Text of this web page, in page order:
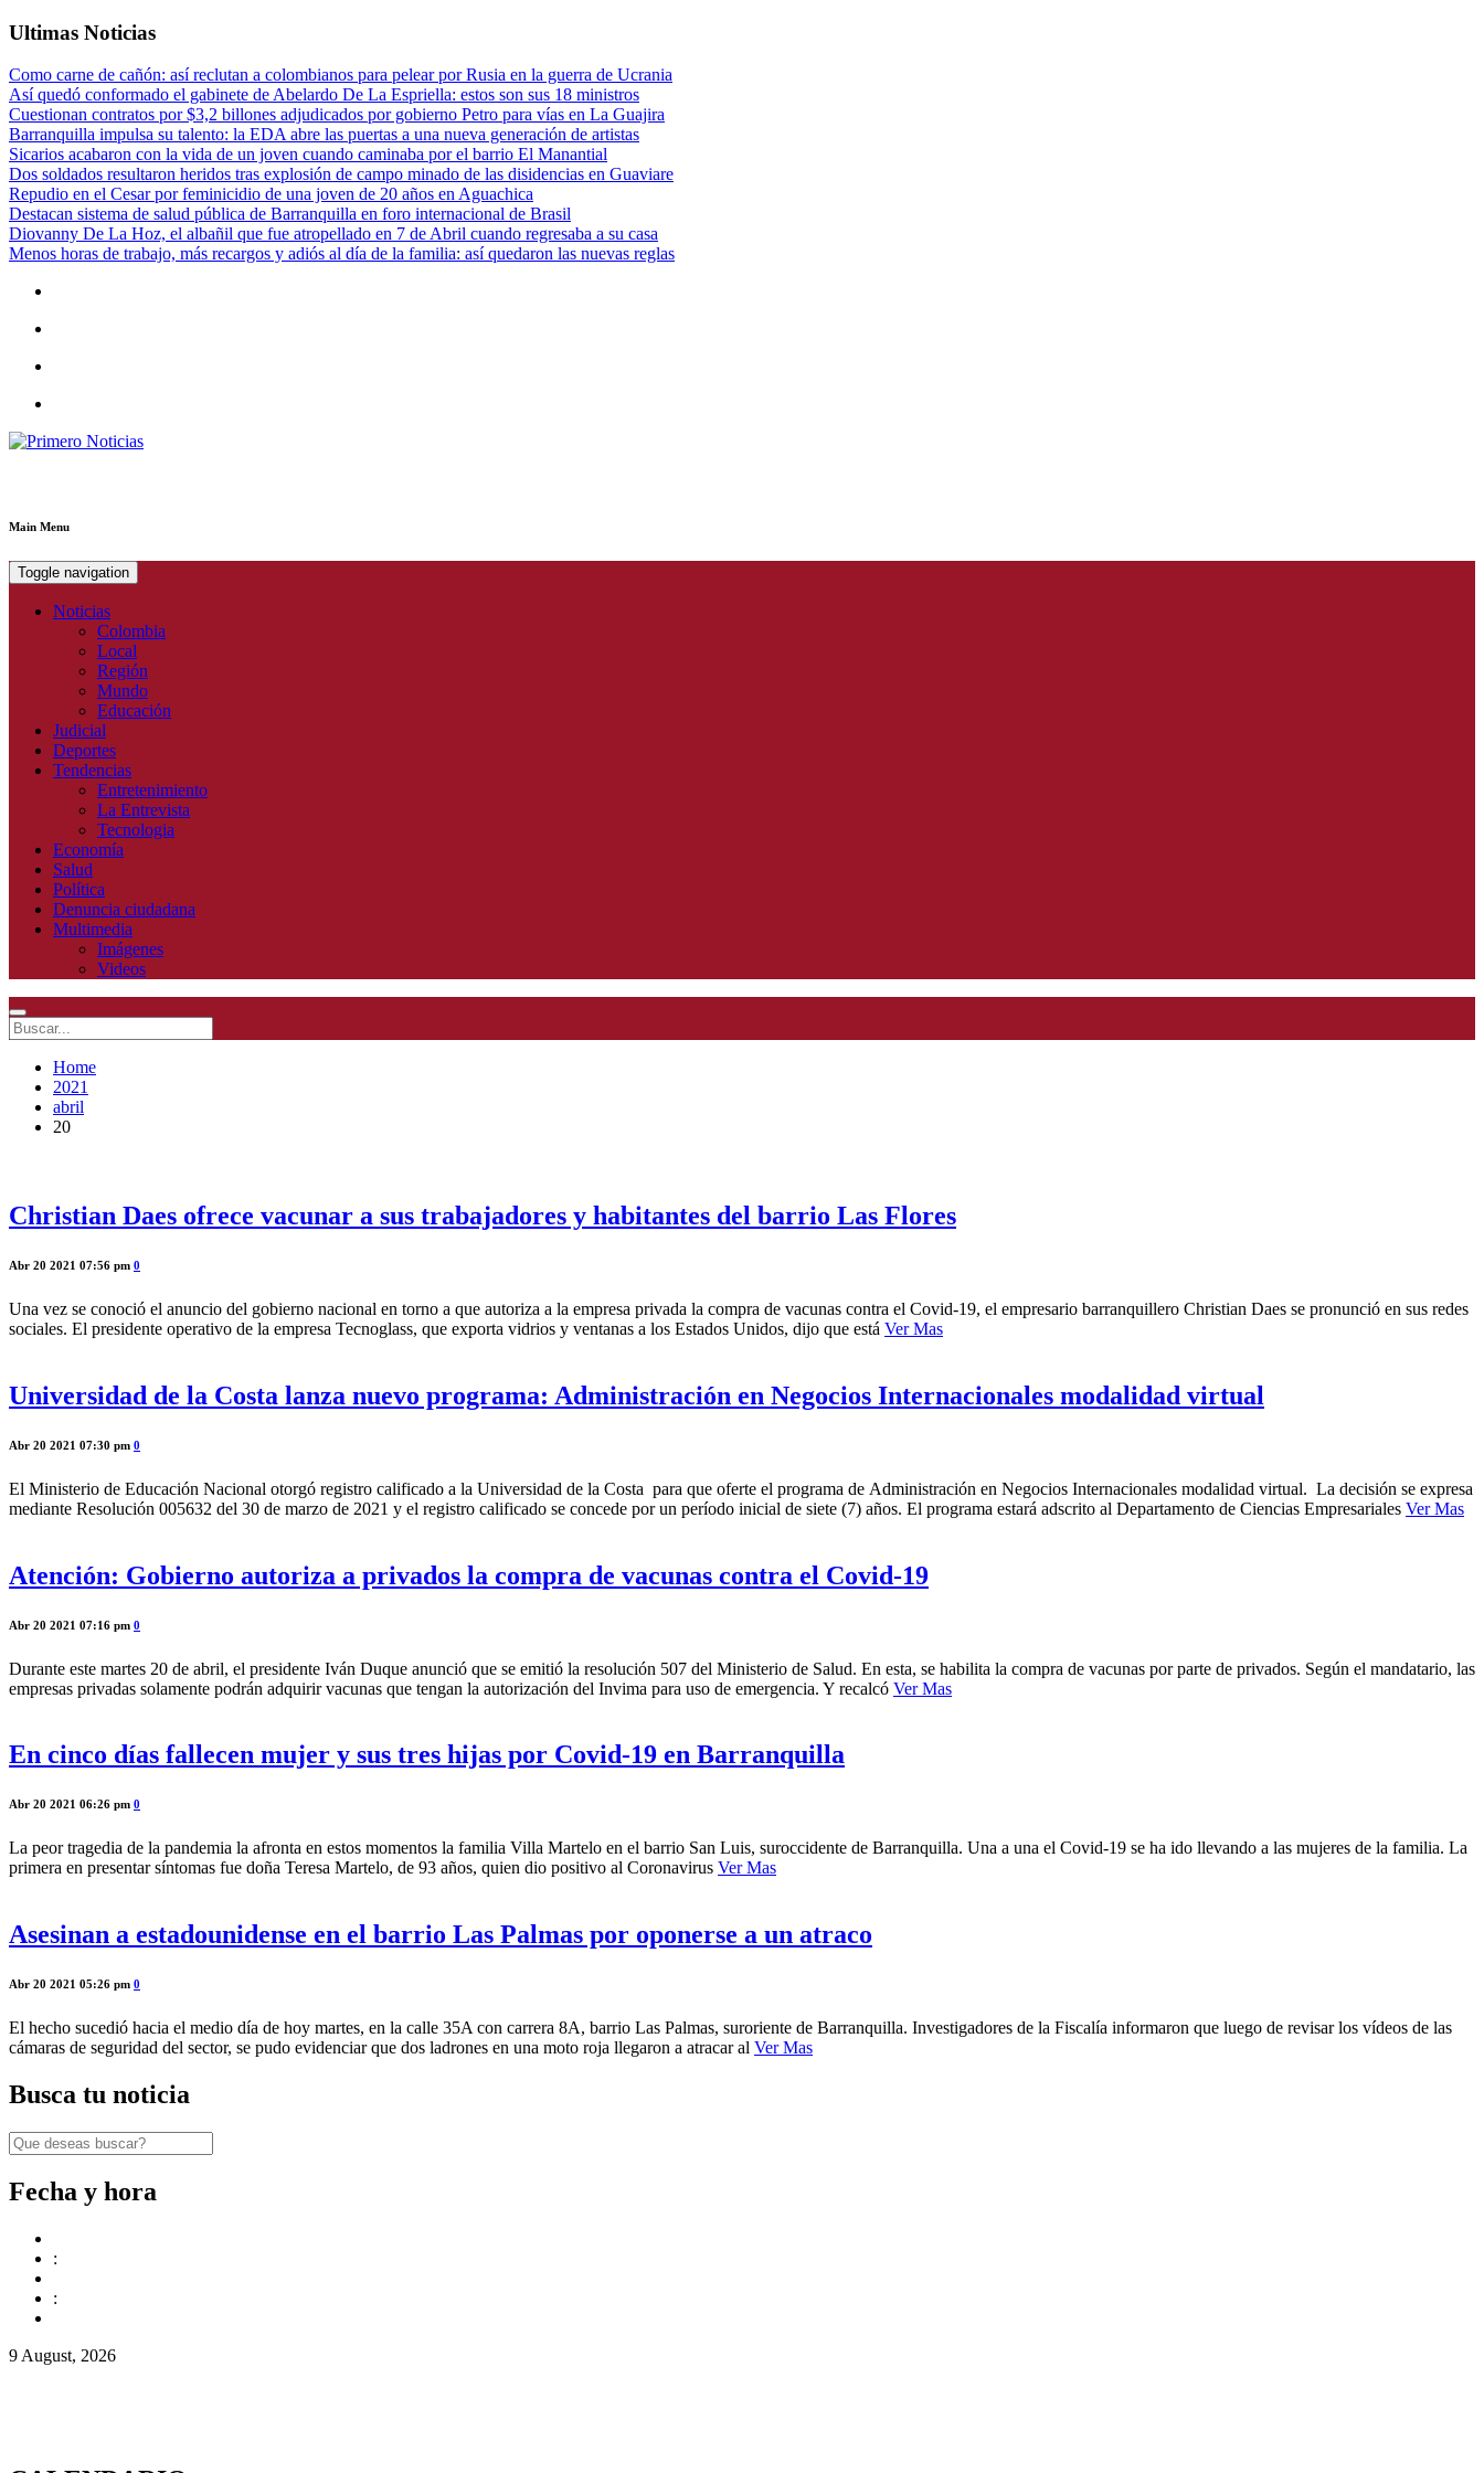
Ultimas Noticias
Como carne de cañón: así reclutan a colombianos para pelear por Rusia en la guerra de Ucrania
Así quedó conformado el gabinete de Abelardo De La Espriella: estos son sus 18 ministros
Cuestionan contratos por $3,2 billones adjudicados por gobierno Petro para vías en La Guajira
Barranquilla impulsa su talento: la EDA abre las puertas a una nueva generación de artistas
Sicarios acabaron con la vida de un joven cuando caminaba por el barrio El Manantial
Dos soldados resultaron heridos tras explosión de campo minado de las disidencias en Guaviare
Repudio en el Cesar por feminicidio de una joven de 20 años en Aguachica
Destacan sistema de salud pública de Barranquilla en foro internacional de Brasil
Diovanny De La Hoz, el albañil que fue atropellado en 7 de Abril cuando regresaba a su casa
Menos horas de trabajo, más recargos y adiós al día de la familia: así quedaron las nuevas reglas
Main Menu
Toggle navigation
Noticias
Colombia
Local
Región
Mundo
Educación
Judicial
Deportes
Tendencias
Entretenimiento
La Entrevista
Tecnologia
Economía
Salud
Política
Denuncia ciudadana
Multimedia
Imágenes
Videos
Home
2021
abril
20
Christian Daes ofrece vacunar a sus trabajadores y habitantes del barrio Las Flores
Abr 20 2021 07:56 pm 0
Una vez se conoció el anuncio del gobierno nacional en torno a que autoriza a la empresa privada la compra de vacunas contra el Covid-19, el empresario barranquillero Christian Daes se pronunció en sus redes
sociales. El presidente operativo de la empresa Tecnoglass, que exporta vidrios y ventanas a los Estados Unidos, dijo que está Ver Mas
Universidad de la Costa lanza nuevo programa: Administración en Negocios Internacionales modalidad virtual
Abr 20 2021 07:30 pm 0
El Ministerio de Educación Nacional otorgó registro calificado a la Universidad de la Costa para que oferte el programa de Administración en Negocios Internacionales modalidad virtual. La decisión se expresa
mediante Resolución 005632 del 30 de marzo de 2021 y el registro calificado se concede por un período inicial de siete (7) años. El programa estará adscrito al Departamento de Ciencias Empresariales Ver Mas
Atención: Gobierno autoriza a privados la compra de vacunas contra el Covid-19
Abr 20 2021 07:16 pm 0
Durante este martes 20 de abril, el presidente Iván Duque anunció que se emitió la resolución 507 del Ministerio de Salud. En esta, se habilita la compra de vacunas por parte de privados. Según el mandatario, las
empresas privadas solamente podrán adquirir vacunas que tengan la autorización del Invima para uso de emergencia. Y recalcó Ver Mas
En cinco días fallecen mujer y sus tres hijas por Covid-19 en Barranquilla
Abr 20 2021 06:26 pm 0
La peor tragedia de la pandemia la afronta en estos momentos la familia Villa Martelo en el barrio San Luis, suroccidente de Barranquilla. Una a una el Covid-19 se ha ido llevando a las mujeres de la familia. La
primera en presentar síntomas fue doña Teresa Martelo, de 93 años, quien dio positivo al Coronavirus Ver Mas
Asesinan a estadounidense en el barrio Las Palmas por oponerse a un atraco
Abr 20 2021 05:26 pm 0
El hecho sucedió hacia el medio día de hoy martes, en la calle 35A con carrera 8A, barrio Las Palmas, suroriente de Barranquilla. Investigadores de la Fiscalía informaron que luego de revisar los vídeos de las
cámaras de seguridad del sector, se pudo evidenciar que dos ladrones en una moto roja llegaron a atracar al Ver Mas
Busca tu noticia
Fecha y hora
:
:
9 August, 2026